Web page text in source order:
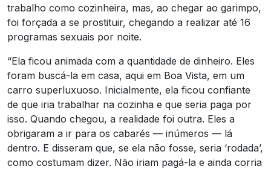
trabalho como cozinheira, mas, ao chegar ao garimpo,
foi forçada a se prostituir, chegando a realizar até 16
programas sexuais por noite.
“Ela ficou animada com a quantidade de dinheiro. Eles
foram buscá-la em casa, aqui em Boa Vista, em um
carro superluxuoso. Inicialmente, ela ficou confiante
de que iria trabalhar na cozinha e que seria paga por
isso. Quando chegou, a realidade foi outra. Eles a
obrigaram a ir para os cabarés — inúmeros — lá
dentro. E disseram que, se ela não fosse, seria ‘rodada’,
como costumam dizer. Não iriam pagá-la e ainda corria